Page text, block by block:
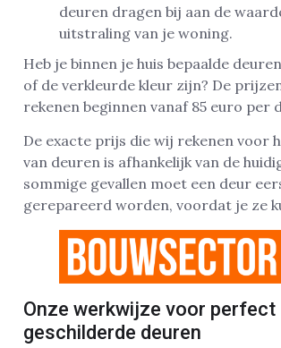
deuren dragen bij aan de
uitstraling van je woning.
Heb je binnen je huis bepaalde
of de verkleurde kleur zijn? De
rekenen beginnen vanaf 85 euro per
De exacte prijs die wij rekenen voor
van deuren is afhankelijk van de
sommige gevallen moet een deur
gerepareerd worden, voordat je ze
Onze werkwijze voor perfect
geschilderde deuren